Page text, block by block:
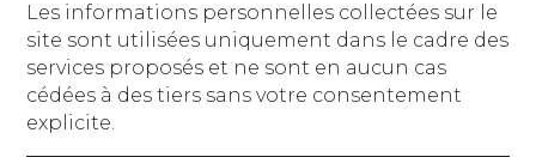
Les informations personnelles collectées sur le
site sont utilisées uniquement dans le cadre des
services proposés et ne sont en aucun cas
cédées à des tiers sans votre consentement
explicite.